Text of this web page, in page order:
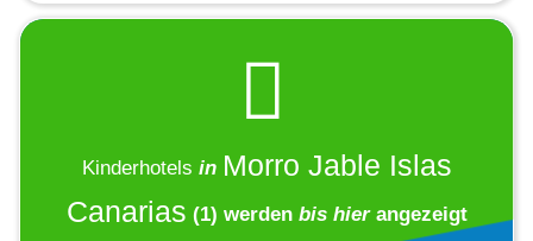
Kinderhotels in Morro Jable Islas
Canarias (1) werden bis hierangezeigt